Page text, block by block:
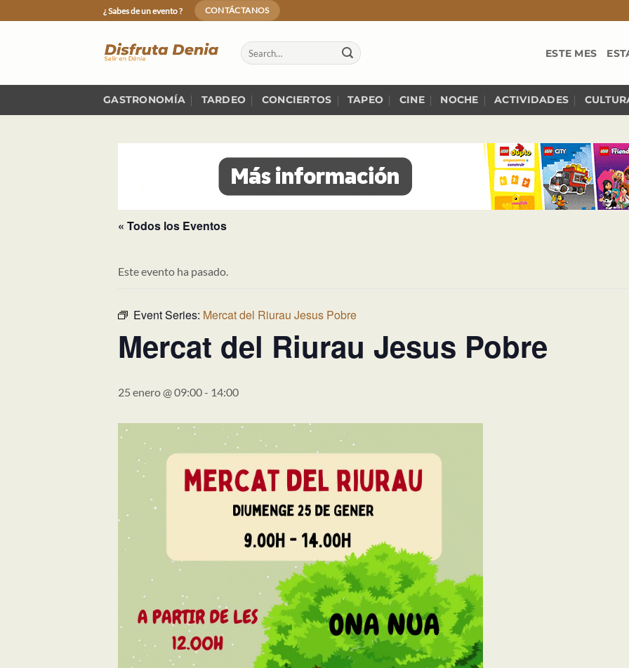
to
¿ Sabes de un evento ? CONTÁCTANOS
ESTE MES
GASTRONOMÍA TARDEO CONCIERTOS TAPEO CINE NOCHE ACTIVIDADES
« Todos los Eventos
Este evento ha pasado.
Event Series: Mercat del Riurau Jesus Pobre
Mercat del Riurau Jesus Pobre
25 enero @ 09:00- 14:00